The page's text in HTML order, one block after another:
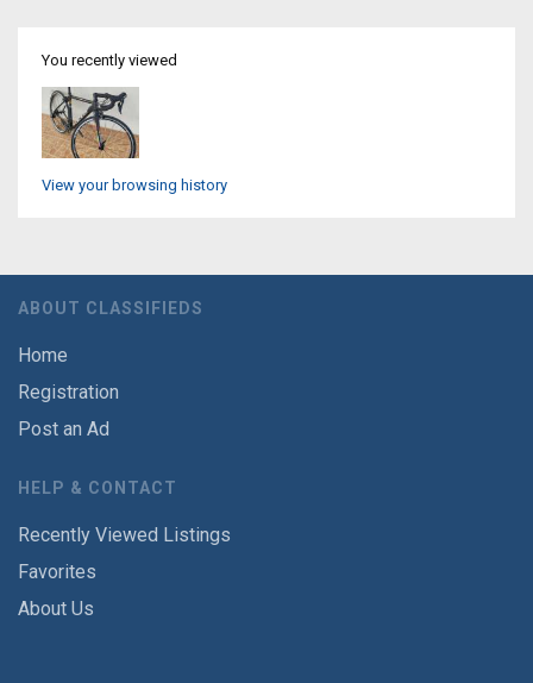
You recently viewed
View your browsing history
ABOUT CLASSIFIEDS
Home
Registration
Post an Ad
HELP & CONTACT
Recently Viewed Listings
Favorites
About Us